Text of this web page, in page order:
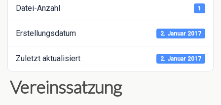
Datei-Anzahl 1
Erstellungsdatum 2. Januar 2017
Zuletzt aktualisiert 2. Januar 2017
Vereinssatzung